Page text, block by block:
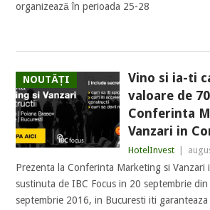
organizează în perioada 25-28
NOUTĂȚI
Vino si ia-ti
valoare de
Conferinta
Vanzari in
HotelInvest
Prezenta la Conferinta Marketing si Vanzari
sustinuta de IBC Focus in 20 septembrie
septembrie 2016, in Bucuresti iti